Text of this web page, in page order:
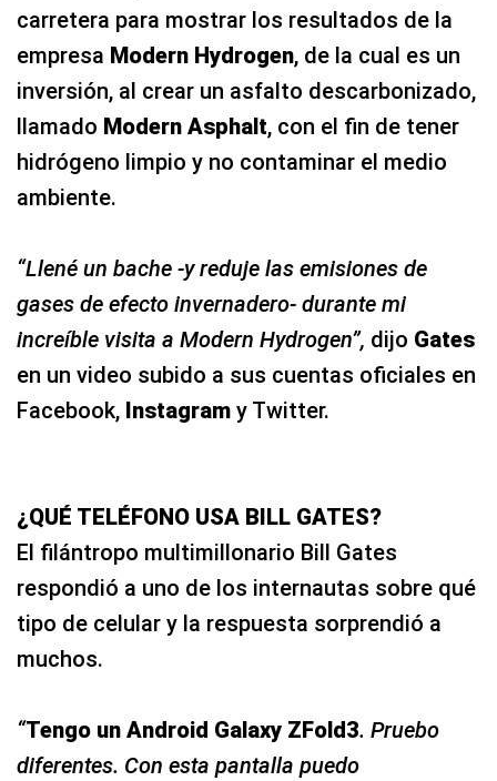
carretera para mostrar los resultados de la
empresa Modern Hydrogen, de la cual es un
inversión, al crear un asfalto descarbonizado,
llamado Modern Asphalt, con el fin de tener
hidrógeno limpio y no contaminar el medio
ambiente.
“Llené un bache -y reduje las emisiones de
gases de efecto invernadero- durante mi
increíble visita a Modern Hydrogen”, dijo Gates
en un video subido a sus cuentas oficiales en
Facebook, Instagram y Twitter.
¿QUÉ TELÉFONO USA BILL GATES?
El filántropo multimillonario Bill Gates
respondió a uno de los internautas sobre qué
tipo de celular y la respuesta sorprendió a
muchos.
“Tengo un Android Galaxy ZFold3. Pruebo
diferentes. Con esta pantalla puedo